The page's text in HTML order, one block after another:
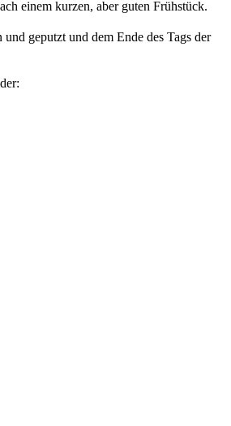
einem kurzen, aber guten Frühstück.
geputzt und dem Ende des Tags der